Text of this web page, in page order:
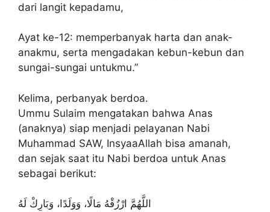
dari langit kepadamu,
Ayat ke-12: memperbanyak harta dan anak-
anakmu, serta mengadakan kebun-kebun dan
sungai-sungai untukmu.”
Kelima, perbanyak berdoa.
Ummu Sulaim mengatakan bahwa Anas
(anaknya) siap menjadi pelayanan Nabi
Muhammad SAW, InsyaaAllah bisa amanah,
dan sejak saat itu Nabi berdoa untuk Anas
sebagai berikut:
اللَّهُمَّ ارْزُقْهُ مَالًا، وَوَلَدًا، وَبَارِكْ لَهُ